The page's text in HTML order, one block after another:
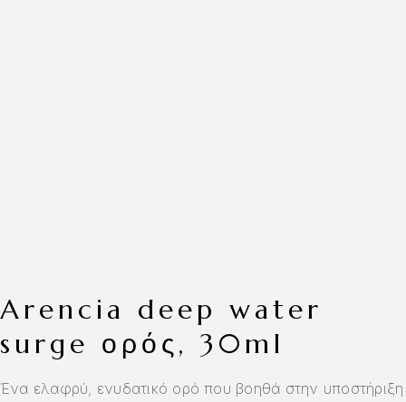
arencia deep water
surge ορός, 30ml
Ένα ελαφρύ, ενυδατικό ορό που βοηθά στην υποστήριξη